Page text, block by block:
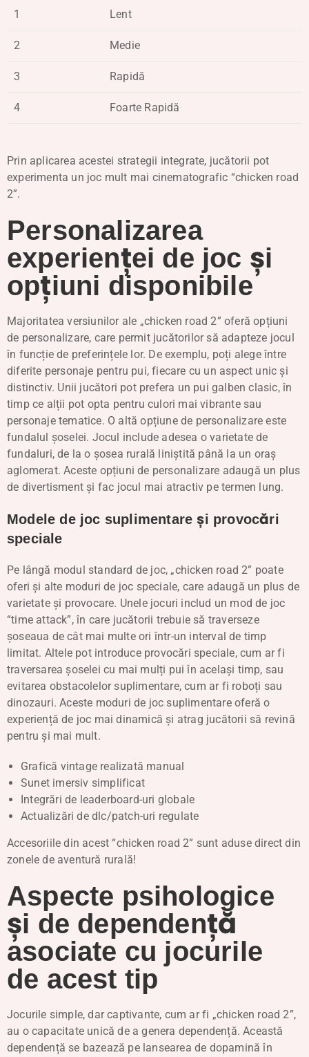
1 Lent
2 Medie
3 Rapidă
4 Foarte Rapidă
Prin aplicarea acestei strategii integrate, jucătorii pot
experimenta un joc mult mai cinematografic “chicken road
2”.
Personalizarea
experienței de joc și
opțiuni disponibile
Majoritatea versiunilor ale „chicken road 2” oferă opțiuni
de personalizare, care permit jucătorilor să adapteze jocul
în funcție de preferințele lor. De exemplu, poți alege între
diferite personaje pentru pui, fiecare cu un aspect unic și
distinctiv. Unii jucători pot prefera un pui galben clasic, în
timp ce alții pot opta pentru culori mai vibrante sau
personaje tematice. O altă opțiune de personalizare este
fundalul șoselei. Jocul include adesea o varietate de
fundaluri, de la o șosea rurală liniștită până la un oraș
aglomerat. Aceste opțiuni de personalizare adaugă un plus
de divertisment și fac jocul mai atractiv pe termen lung.
Modele de joc suplimentare și provocări
speciale
Pe lângă modul standard de joc, „chicken road 2” poate
oferi și alte moduri de joc speciale, care adaugă un plus de
varietate și provocare. Unele jocuri includ un mod de joc
“time attack”, în care jucătorii trebuie să traverseze
șoseaua de cât mai multe ori într-un interval de timp
limitat. Altele pot introduce provocări speciale, cum ar fi
traversarea șoselei cu mai mulți pui în același timp, sau
evitarea obstacolelor suplimentare, cum ar fi roboți sau
dinozauri. Aceste moduri de joc suplimentare oferă o
experiență de joc mai dinamică și atrag jucătorii să revină
pentru și mai mult.
Grafică vintage realizată manual
Sunet imersiv simplificat
Integrări de leaderboard-uri globale
Actualizări de dlc/patch-uri regulate
Accesoriile din acest “chicken road 2” sunt aduse direct din
zonele de aventură rurală!
Aspecte psihologice
și de dependență
asociate cu jocurile
de acest tip
Jocurile simple, dar captivante, cum ar fi „chicken road 2”,
au o capacitate unică de a genera dependență. Această
dependență se bazează pe lansearea de dopamină în